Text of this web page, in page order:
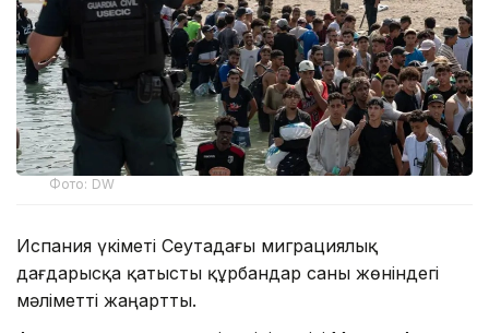
Фото: DW
Испания үкіметі Сеутадағы миграциялық
дағдарысқа қатысты құрбандар саны жөніндегі
мәліметті жаңартты.